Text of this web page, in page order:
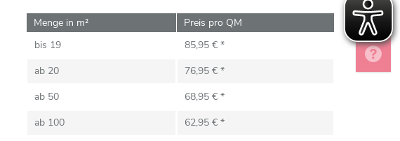
Menge in m²
Preis pro QM
bis 19
85,95 € *
ab 20
76,95 € *
ab 50
68,95 € *
ab 100
62,95 € *